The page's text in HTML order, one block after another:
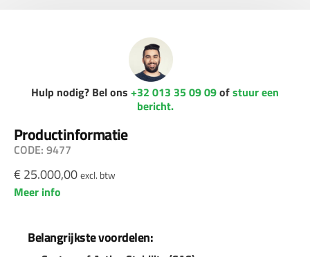
Hulp nodig? Bel ons +32 013 35 09 09ofstuur een
bericht.
Productinformatie
CODE: 9477
€25.000,00excl. btw
Meer info
Belangrijkste voordelen: